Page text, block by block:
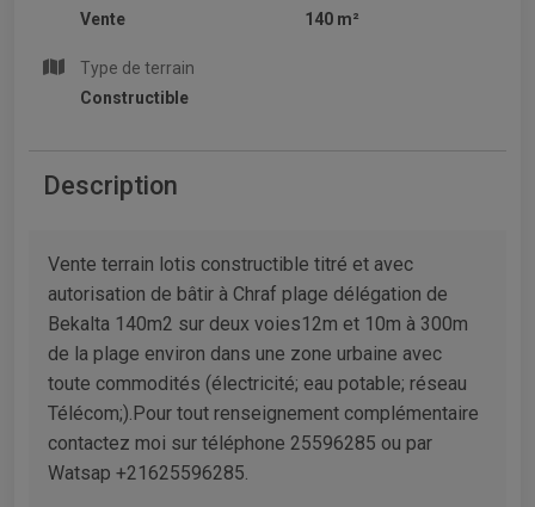
Vente
140 m²
Type de terrain
Constructible
Description
Vente terrain lotis constructible titré et avec
autorisation de bâtir à Chraf plage délégation de
Bekalta 140m2 sur deux voies12m et 10m à 300m
de la plage environ dans une zone urbaine avec
toute commodités (électricité; eau potable; réseau
Télécom;).Pour tout renseignement complémentaire
contactez moi sur téléphone 25596285 ou par
Watsap +21625596285.